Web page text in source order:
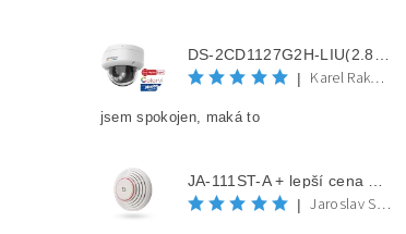
|
Karel Rakovec
jsem spokojen, maká to
|
Jaroslav Spěváček